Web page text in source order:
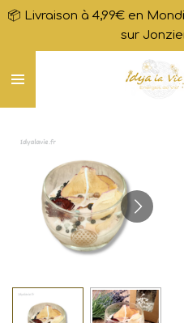
Passer
contenu
principal
📦 Livraison à 4,99€ en
sur